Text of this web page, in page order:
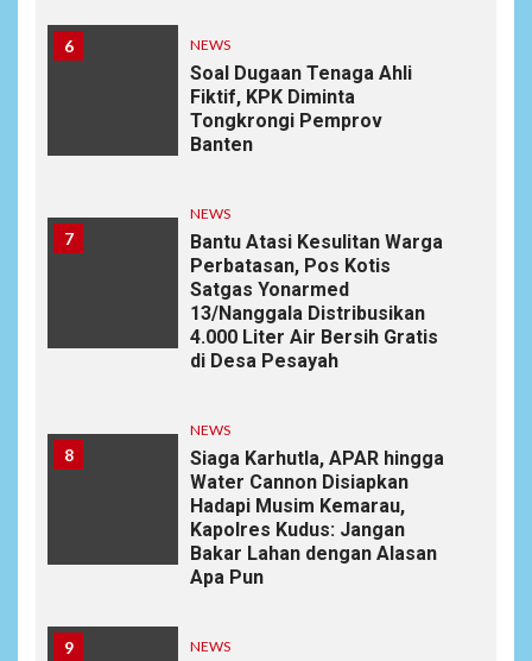
6 NEWS
Soal Dugaan Tenaga Ahli
Fiktif, KPK Diminta
Tongkrongi Pemprov
Banten
7
NEWS
Bantu Atasi Kesulitan Warga
Perbatasan, Pos Kotis
Satgas Yonarmed
13/Nanggala Distribusikan
4.000 Liter Air Bersih Gratis
di Desa Pesayah
8
NEWS
Siaga Karhutla, APAR hingga
Water Cannon Disiapkan
Hadapi Musim Kemarau,
Kapolres Kudus: Jangan
Bakar Lahan dengan Alasan
Apa Pun
9 NEWS